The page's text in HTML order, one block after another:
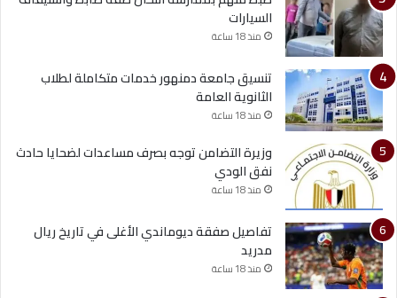
السيارات
منذ 18 ساعة
تنسيق جامعة دمنهور خدمات متكاملة لطلاب
الثانوية العامة
منذ 18 ساعة
وزيرة التضامن توجه بصرف مساعدات لضحايا حادث
نفق الودي
منذ 18 ساعة
تفاصيل صفقة ديوماندي الأغلى في تاريخ ريال
مدريد
منذ 18 ساعة